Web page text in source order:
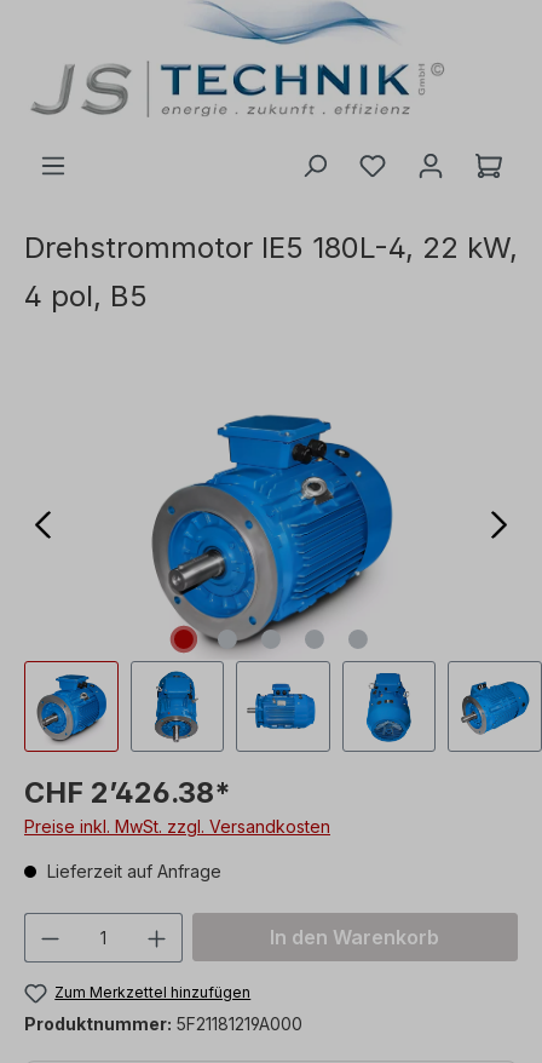
Drehstrommotor IE5 180L-4, 22 kW,
4 pol, B5
CHF 2’426.38*
Preise inkl. MwSt. zzgl. Versandkosten
Lieferzeit auf Anfrage
Produkt Anzahl: Gib denIn den Warenkorb
Zum Merkzettel hinzufügen
Produktnummer: 5F21181219A000